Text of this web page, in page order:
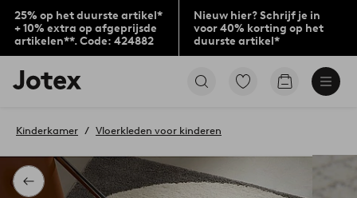
25% op het duurste artikel*
+ 10% extra op afgeprijsde
artikelen**. Code: 424882
Nieuw hier? Schrijf je in
voor 40% korting op het
duurste artikel*
Jotex
logo
to
home
page
Ga
Go
Terug
Kinderkamer Vloerkleden voor kinderen